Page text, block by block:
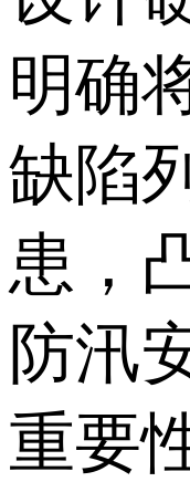
明确
缺陷
患，
防汛
重要